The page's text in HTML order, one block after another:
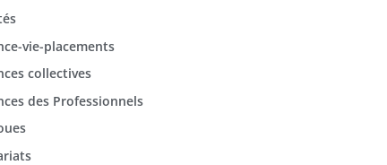
vie-placements
collectives
des Professionnels